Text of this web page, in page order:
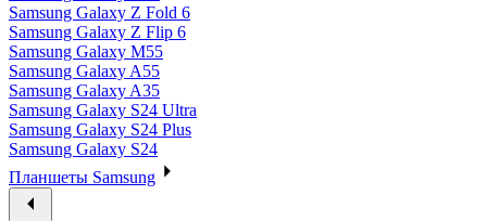
Samsung Galaxy Z Fold 6
Samsung Galaxy Z Flip 6
Samsung Galaxy M55
Samsung Galaxy A55
Samsung Galaxy A35
Samsung Galaxy S24 Ultra
Samsung Galaxy S24 Plus
Samsung Galaxy S24
Планшеты Samsung